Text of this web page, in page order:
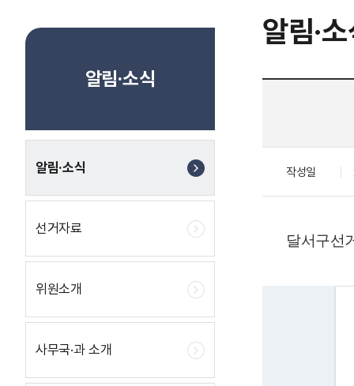
알림·소식
알림·소식
선거자료
위원소개
사무국·과 소개
알림·
작성일
달서구선